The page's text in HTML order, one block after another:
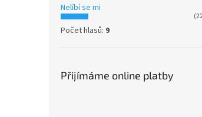
Nelíbí se mi
Počet hlasů: 9
Přijímáme online platby